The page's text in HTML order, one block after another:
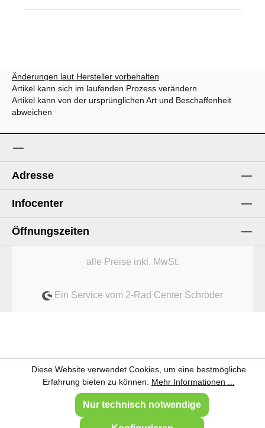
Änderungen laut Hersteller vorbehalten
Artikel kann sich im laufenden Prozess verändern
Artikel kann von der ursprünglichen Art und Beschaffenheit
abweichen
Adresse
Infocenter
Öffnungszeiten
alle Preise inkl. MwSt.
Ein Service vom 2-Rad Center Schröder
Diese Website verwendet Cookies, um eine bestmögliche
Erfahrung bieten zu können. Mehr Informationen ...
Nur technisch notwendige